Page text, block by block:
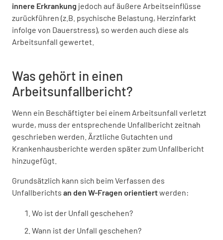
innere Erkrankung jedoch auf äußere Arbeitseinflüsse
zurückführen (z.B. psychische Belastung, Herzinfarkt
infolge von Dauerstress), so werden auch diese als
Arbeitsunfall gewertet.
Was gehört in einen
Arbeitsunfallbericht?
Wenn ein Beschäftigter bei einem Arbeitsunfall verletzt
wurde, muss der entsprechende Unfallbericht zeitnah
geschrieben werden. Ärztliche Gutachten und
Krankenhausberichte werden später zum Unfallbericht
hinzugefügt.
Grundsätzlich kann sich beim Verfassen des
Unfallberichts an den W-Fragen orientiertwerden:
Wo ist der Unfall geschehen?
Wann ist der Unfall geschehen?